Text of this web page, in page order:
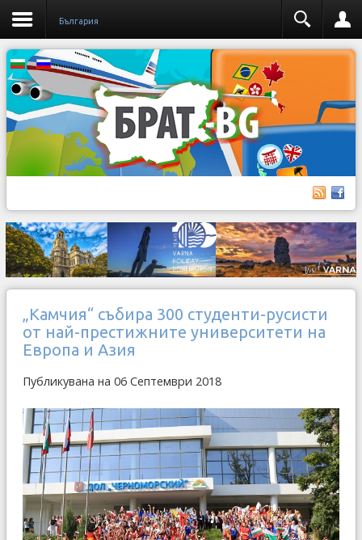
България
„Камчия“ събира 300 студенти-русисти
от най-престижните университети на
Европа и Азия
Публикувана на 06 Септември 2018